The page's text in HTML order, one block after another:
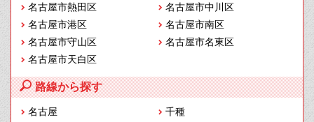
名古屋市熱田区
名古屋市中川区
名古屋市港区
名古屋市南区
名古屋市守山区
名古屋市名東区
名古屋市天白区
路線から探す
名古屋
千種